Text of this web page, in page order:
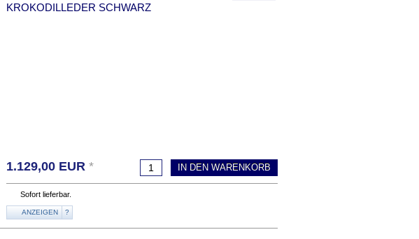
KROKODILLEDER SCHWARZ
1.129,00 EUR * IN DEN WARENKORB
Sofort lieferbar.
ANZEIGEN ?